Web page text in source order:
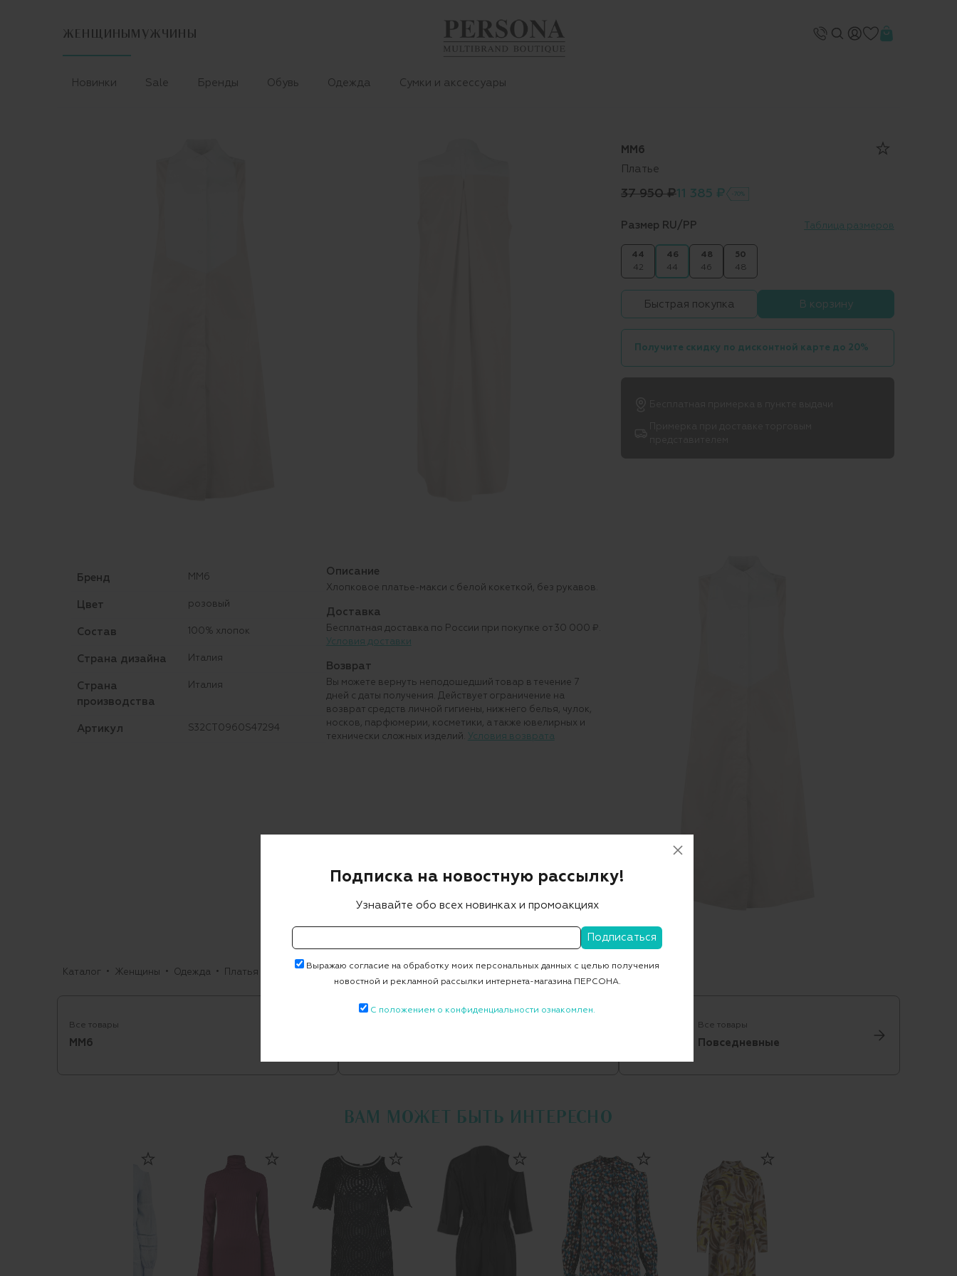
ЖЕНЩИНЫ МУЖЧИНЫ
Новинки Sale Бренды Обувь Одежда Сумки и аксессуары
MM6
Платье
37 950 ₽11 385 ₽ -70%
Размер RU/PP Таблица размеров
44
42
46
44
48
46
50
48
Быстрая покупка В корзину
Получите скидку по дисконтной карте до 20%
Бренд MM6
Цвет розовый
Состав 100% хлопок
Страна дизайна Италия
Страна
производства
Италия
Артикул S32CT0960S47294
Описание
Хлопковое платье-макси с белой кокеткой, без рукавов.
Доставка
Бесплатная доставка по России при покупке от 30 000 ₽.
Условия доставки
Возврат
Вы можете вернуть неподошедший товар в течение 7
дней с даты получения. Действует ограничение на
возврат средств личной гигиены, нижнего белья, чулок,
носков, парфюмерии, косметики, а также ювелирных и
технически сложных изделий. Условия возврата
Каталог Женщины Одежда Платья Повседневные
Все товары
MM6
Все товары
Повседневные
ВАМ МОЖЕТ БЫТЬ ИНТЕРЕСНО
Подписка на новостную рассылку!
Узнавайте обо всех новинках и промоакциях
Выражаю согласие на обработку моих персональных данных с целью получения
новостной и рекламной рассылки интернета-магазина ПЕРСОНА.
С положением о конфиденциальности ознакомлен.